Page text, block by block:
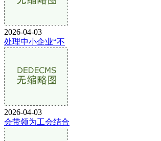
2026-04-03
处理中小企业“不
2026-04-03
会带领为工会结合